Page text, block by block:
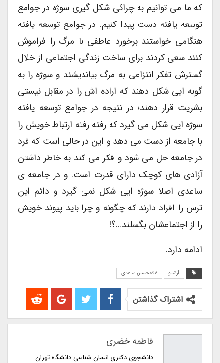
که ما می توانیم به چرائی شکل گیری سوژه در جوامع
توسعه یافته دست پیدا کنیم. در جوامع توسعه یافته
هنگامی خواستند برخورد عاطفی با مرگ را فراموش
کنند سعی کردند برای ساخت زندگی اجتماعی از خلال
گسترش تفکر انتزاعی به مرگ بیاندیشند و سوژه را به
گونه ایی شکل دهند که اراده اش را در مقابل نیستی
بشریت قرار دهند؛ در نتیجه در جوامع توسعه یافته
سوژه ایی شکل می گیرد که رفته رفته ارتباط خویش را
با جامعه از دست می دهد و این در حالی است که فرد
در جامعه حل می شود و فکر می کند به خاطر داشتن
آزادی های کوچک دارای قدرت است. و در جامعه ی
ساعدی اصلا سوژه ایی شکل نمی گیرد و دائم این
ترس را افراد دارند که چگونه و چرا باید پیوند خویش
را از اجتماعشان بگسلند…؟!
ادامه دارد.
آرشیو غلامحسین ساعدی
اشتراک گذاشتن
فاطمه خضری
دانشجوی دکتری انسان شناسی دانشگاه تهران